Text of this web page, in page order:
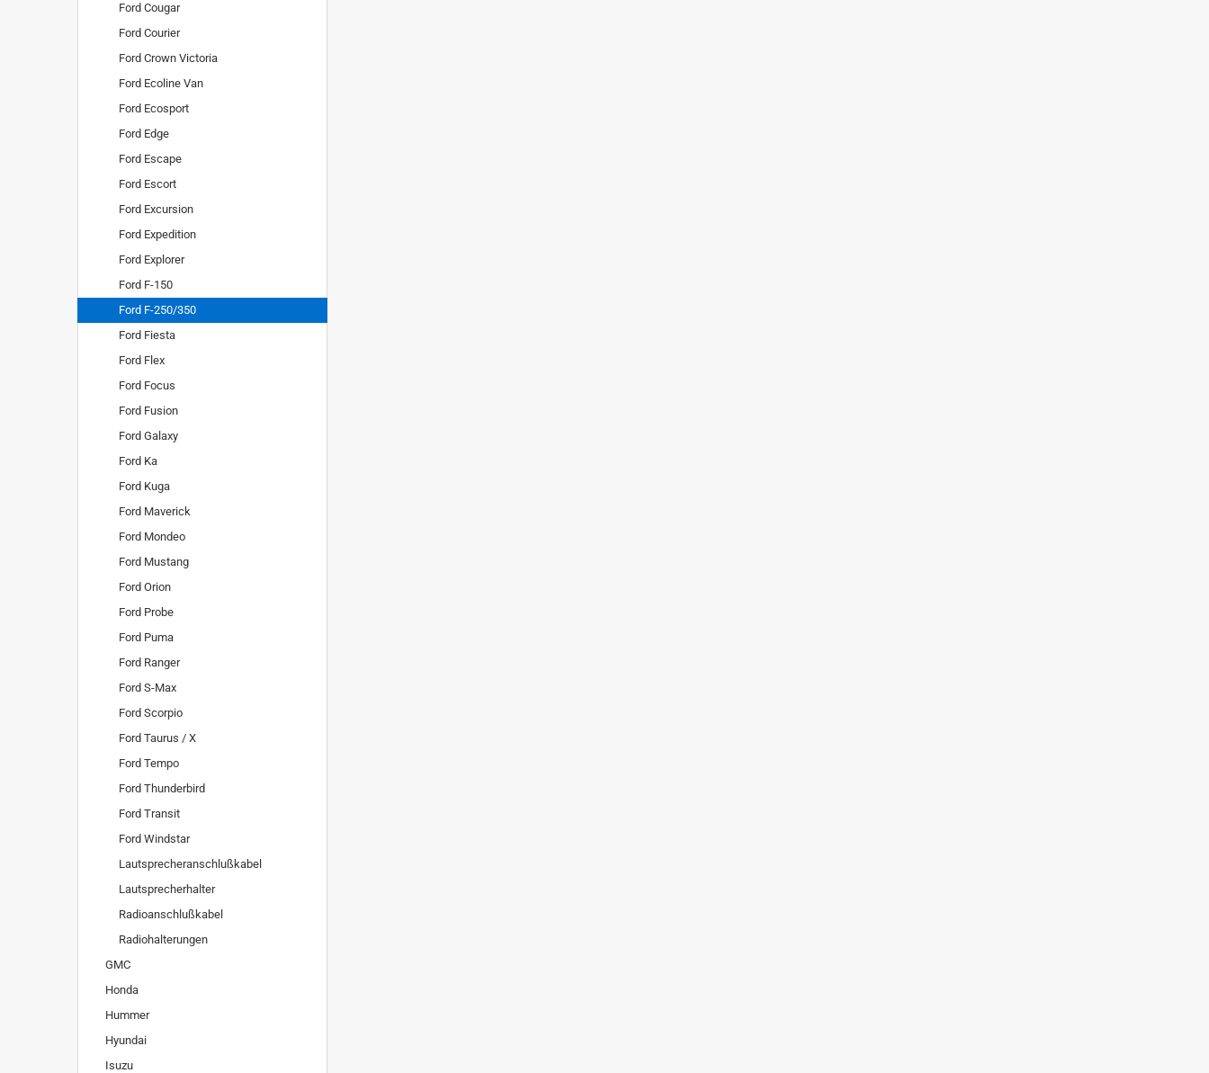
Ford Cougar
Ford Courier
Ford Crown Victoria
Ford Ecoline Van
Ford Ecosport
Ford Edge
Ford Escape
Ford Escort
Ford Excursion
Ford Expedition
Ford Explorer
Ford F-150
Ford F-250/350
Ford Fiesta
Ford Flex
Ford Focus
Ford Fusion
Ford Galaxy
Ford Ka
Ford Kuga
Ford Maverick
Ford Mondeo
Ford Mustang
Ford Orion
Ford Probe
Ford Puma
Ford Ranger
Ford S-Max
Ford Scorpio
Ford Taurus / X
Ford Tempo
Ford Thunderbird
Ford Transit
Ford Windstar
Lautsprecheranschlußkabel
Lautsprecherhalter
Radioanschlußkabel
Radiohalterungen
GMC
Honda
Hummer
Hyundai
Isuzu